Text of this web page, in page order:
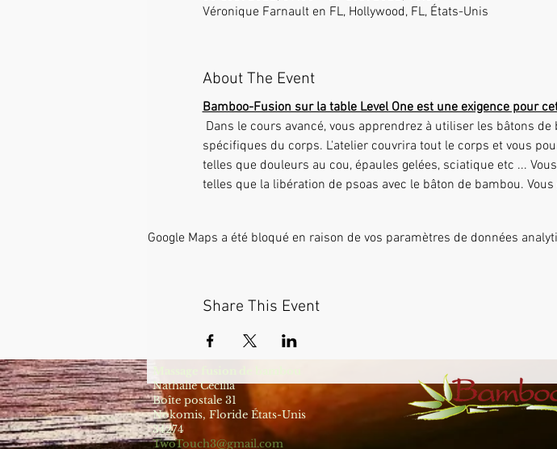
Véronique Farnault en FL, Hollywood, FL, États-Unis
About The Event
Bamboo-Fusion sur la table Level One est une exigence pour
spécifiques du corps. L'atelier couvrira tout le corps et vous
telles que douleurs au cou, épaules gelées, sciatique etc ...
telles que la libération de psoas avec le bâton de bambou.
Google Maps a été bloqué en raison de vos paramètres de données
Share This Event
Nathalie Cecilia
Boîte postale 31
Nokomis, Floride États-Unis
34274
TwoTouch3@gmail.com